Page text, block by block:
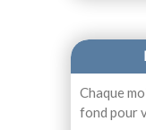
Chaque
fond pour